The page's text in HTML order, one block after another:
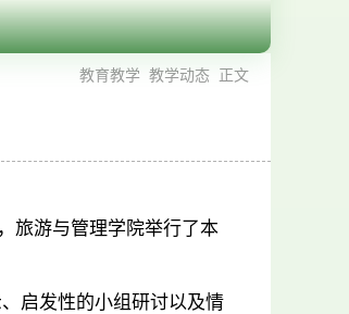
教育教学 教学动态 正文
旅游与管理学院举行了本
启发性的小组研讨以及情